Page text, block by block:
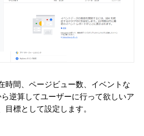
時間、ページビュー数、イベントな
逆算してユーザーに行って欲しいア
目標として設定します。